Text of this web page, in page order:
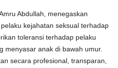
Abdullah, menegaskan
kejahatan seksual terhadap
toleransi terhadap pelaku
menyasar anak di bawah umur.
secara profesional, transparan,